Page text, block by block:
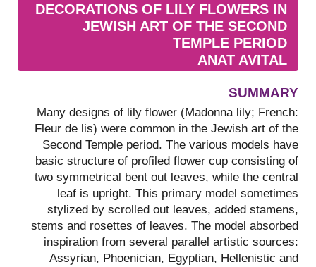
DECORATIONS OF LILY FLOWERS IN
JEWISH ART OF THE SECOND
TEMPLE PERIOD
ANAT AVITAL
SUMMARY
Many designs of lily flower (Madonna lily; French:
Fleur de lis) were common in the Jewish art of the
Second Temple period. The various models have
basic structure of profiled flower cup consisting of
two symmetrical bent out leaves, while the central
leaf is upright. This primary model sometimes
stylized by scrolled out leaves, added stamens,
stems and rosettes of leaves. The model absorbed
inspiration from several parallel artistic sources:
Assyrian, Phoenician, Egyptian, Hellenistic and